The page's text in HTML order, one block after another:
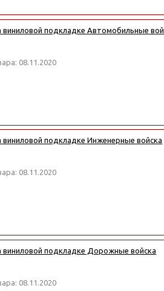
виниловой подкладке Автомобильные
08.11.2020
виниловой подкладке Инженерные войска
08.11.2020
виниловой подкладке Дорожные войска
08.11.2020